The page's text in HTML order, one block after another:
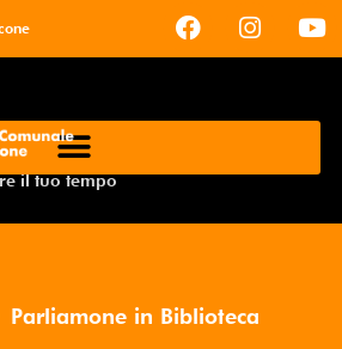
il tuo tempo
Parliamone in Biblioteca